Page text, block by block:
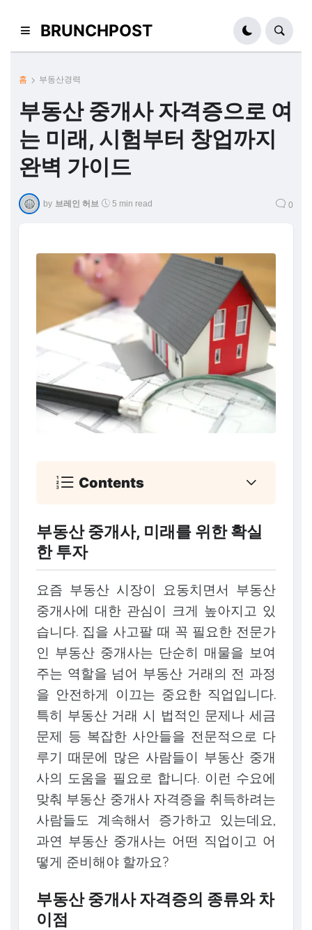
BRUNCHPOST
홈 부동산경력
부동산 중개사 자격증으로 여
는 미래, 시험부터 창업까지
완벽 가이드
by 브레인 허브 5 min read 0
Contents
부동산 중개사, 미래를 위한 확실
한 투자
요즘 부동산 시장이 요동치면서 부동산
중개사에 대한 관심이 크게 높아지고 있
습니다. 집을 사고팔 때 꼭 필요한 전문가
인 부동산 중개사는 단순히 매물을 보여
주는 역할을 넘어 부동산 거래의 전 과정
을 안전하게 이끄는 중요한 직업입니다.
특히 부동산 거래 시 법적인 문제나 세금
문제 등 복잡한 사안들을 전문적으로 다
루기 때문에 많은 사람들이 부동산 중개
사의 도움을 필요로 합니다. 이런 수요에
맞춰 부동산 중개사 자격증을 취득하려는
사람들도 계속해서 증가하고 있는데요,
과연 부동산 중개사는 어떤 직업이고 어
떻게 준비해야 할까요?
부동산 중개사 자격증의 종류와 차
이점